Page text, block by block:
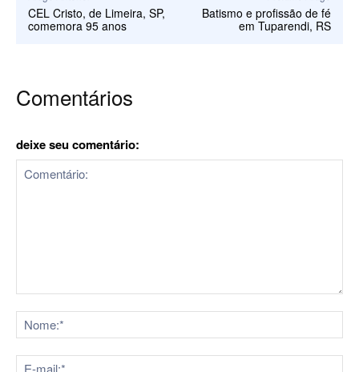
CEL Cristo, de Limeira, SP,
comemora 95 anos
Batismo e profissão de fé
em Tuparendi, RS
Comentários
deixe seu comentário: